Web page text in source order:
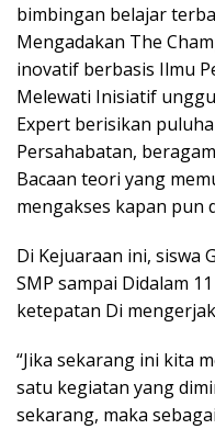
bimbingan belajar
Mengadakan The
inovatif berbasis Ilmu
Melewati Inisiatif
Expert berisikan
Persahabatan,
Bacaan teori yang
mengakses kapan pun
Di Kejuaraan ini, siswa
SMP sampai Didalam
ketepatan Di
“Jika sekarang ini kita
satu kegiatan yang
sekarang, maka